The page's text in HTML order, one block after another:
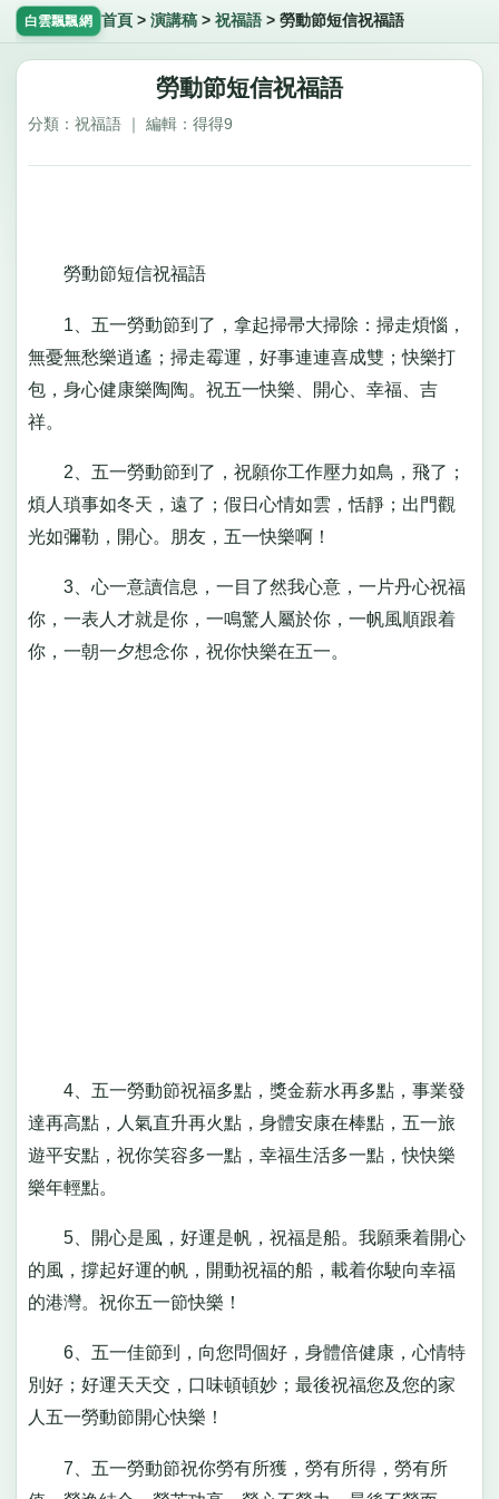
白雲飄飄網 首頁 > 演講稿> 祝福語> 勞動節短信祝福語
勞動節短信祝福語
分類：祝福語 ｜ 編輯：得得9
勞動節短信祝福語
1、五一勞動節到了，拿起掃帚大掃除：掃走煩惱，
無憂無愁樂逍遙；掃走霉運，好事連連喜成雙；快樂打
包，身心健康樂陶陶。祝五一快樂、開心、幸福、吉
祥。
2、五一勞動節到了，祝願你工作壓力如鳥，飛了；
煩人瑣事如冬天，遠了；假日心情如雲，恬靜；出門觀
光如彌勒，開心。朋友，五一快樂啊！
3、心一意讀信息，一目了然我心意，一片丹心祝福
你，一表人才就是你，一鳴驚人屬於你，一帆風順跟着
你，一朝一夕想念你，祝你快樂在五一。
4、五一勞動節祝福多點，獎金薪水再多點，事業發
達再高點，人氣直升再火點，身體安康在棒點，五一旅
遊平安點，祝你笑容多一點，幸福生活多一點，快快樂
樂年輕點。
5、開心是風，好運是帆，祝福是船。我願乘着開心
的風，撐起好運的帆，開動祝福的船，載着你駛向幸福
的港灣。祝你五一節快樂！
6、五一佳節到，向您問個好，身體倍健康，心情特
別好；好運天天交，口味頓頓妙；最後祝福您及您的家
人五一勞動節開心快樂！
7、五一勞動節祝你勞有所獲，勞有所得，勞有所